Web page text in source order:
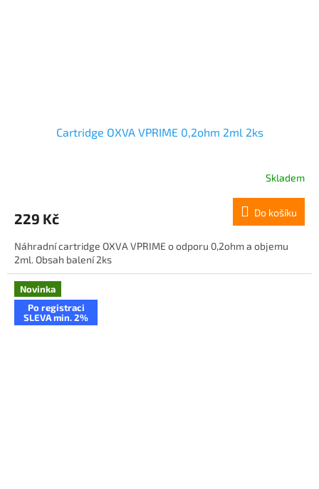
Cartridge OXVA VPRIME 0,2ohm 2ml 2ks
Skladem
229 Kč Do košíku
Náhradní cartridge OXVA VPRIME o odporu 0,2ohm a objemu
2ml. Obsah balení 2ks
Novinka
Po registraci
SLEVA min. 2%